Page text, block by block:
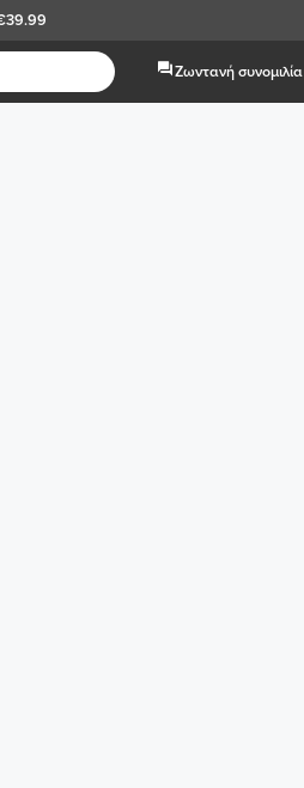
Ζωντανή συνομιλία